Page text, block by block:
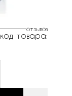
отзывов
код товара: